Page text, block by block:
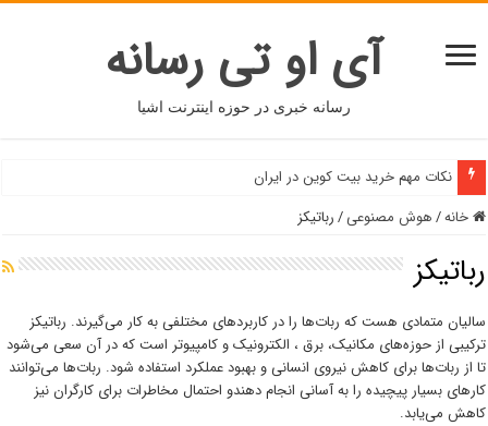
آی او تی رسانه
رسانه خبری در حوزه اینترنت اشیا
نکات مهم خرید بیت کوین در ایران
خانه/هوش مصنوعی /رباتیکز
رباتیکز
سالیان متمادی هست که ربات‌ها را در کاربردهای مختلفی به کار می‌گیرند. رباتیکز
ترکیبی از حوزه‌های مکانیک، برق ، الکترونیک و کامپیوتر است که در آن سعی می‌شود
تا از ربات‌ها برای کاهش نیروی انسانی و بهبود عملکرد استفاده شود. ربات‌ها می‌توانند
کارهای بسیار پیچیده را به آسانی انجام دهندو احتمال مخاطرات برای کارگران نیز
کاهش می‌یابد.